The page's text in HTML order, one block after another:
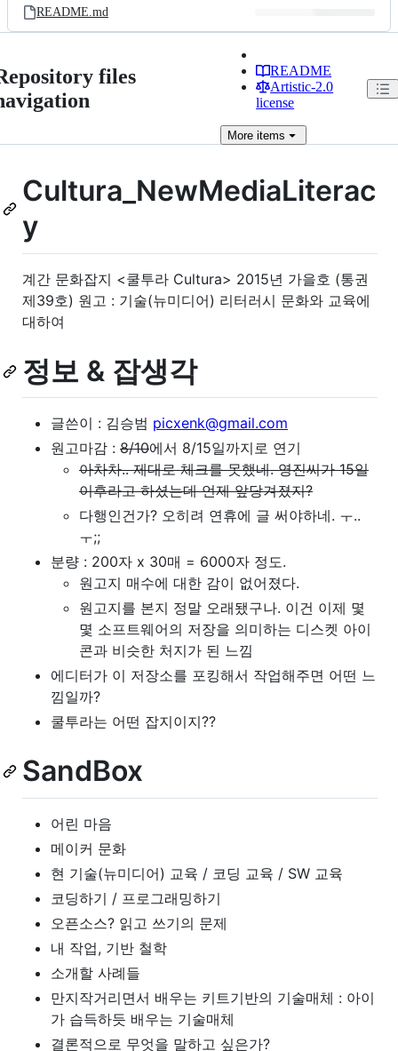
README.md
files
README
Artistic-2.0
license
More items
Cultura_NewMediaLiterac
y
계간 문화잡지 <쿨투라 Cultura> 2015년 가을호 (통권
제39호) 원고 : 기술(뉴미디어) 리터러시 문화와 교육에
대하여
정보 & 잡생각
글쓴이 : 김승범 picxenk@gmail.com
원고마감 : 8/10에서 8/15일까지로 연기
아차차.. 제대로 체크를 못했네. 영진씨가 15일
이후라고 하셨는데 언제 앞당겨졌지?
다행인건가? 오히려 연휴에 글 써야하네. ㅜ..
ㅜ;;
분량 : 200자 x 30매 = 6000자 정도.
원고지 매수에 대한 감이 없어졌다.
원고지를 본지 정말 오래됐구나. 이건 이제 몇
몇 소프트웨어의 저장을 의미하는 디스켓 아이
콘과 비슷한 처지가 된 느낌
에디터가 이 저장소를 포킹해서 작업해주면 어떤 느
낌일까?
쿨투라는 어떤 잡지이지??
SandBox
어린 마음
메이커 문화
현 기술(뉴미디어) 교육 / 코딩 교육 / SW 교육
코딩하기 / 프로그래밍하기
오픈소스? 읽고 쓰기의 문제
내 작업, 기반 철학
소개할 사례들
만지작거리면서 배우는 키트기반의 기술매체 : 아이
가 습득하듯 배우는 기술매체
결론적으로 무엇을 말하고 싶은가?